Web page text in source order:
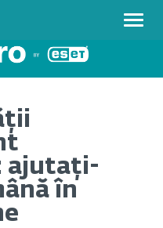
ajutați-
în